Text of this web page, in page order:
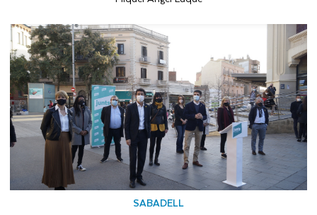
SABADELL